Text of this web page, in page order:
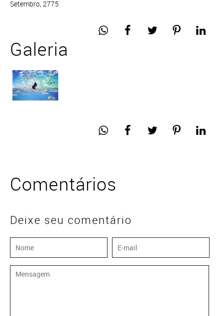
Setembro, 2775
Galeria
Comentários
Deixe seu comentário